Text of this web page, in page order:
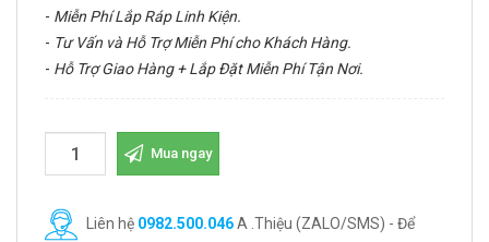
- Miễn Phí Lắp Ráp Linh Kiện.
- Tư Vấn và Hỗ Trợ Miễn Phí cho Khách Hàng.
- Hỗ Trợ Giao Hàng + Lắp Đặt Miễn Phí Tận Nơi.
Mua ngay
Liên hệ 0982.500.046A .Thiệu (ZALO/SMS) - Để